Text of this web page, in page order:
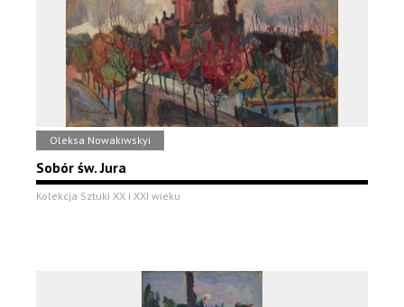
Oleksa Nowakiwskyi
Sobór św. Jura
Kolekcja Sztuki XX i XXI wieku